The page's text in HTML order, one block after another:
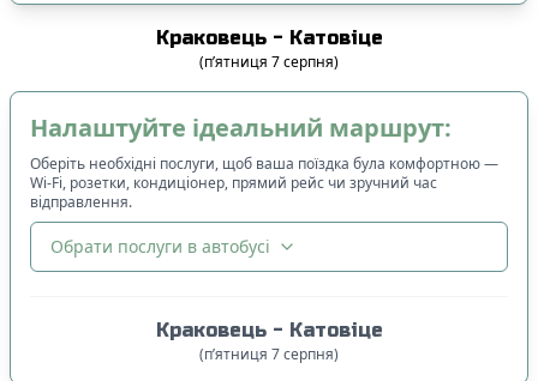
Краковець - Катовіце
(п’ятниця 7серпня)
Налаштуйте ідеальний маршрут:
Оберіть необхідні послуги, щоб ваша поїздка була комфортною —
Wi-Fi, розетки, кондиціонер, прямий рейс чи зручний час
відправлення.
Обрати послуги в автобусі
Краковець - Катовіце
(п’ятниця 7серпня)